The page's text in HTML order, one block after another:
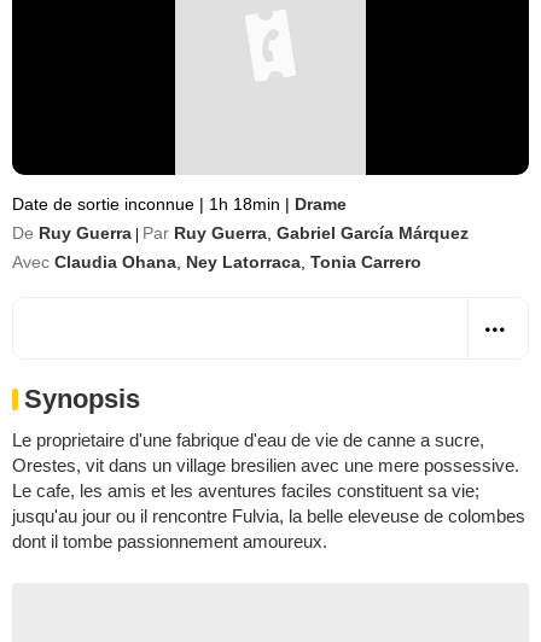
Date de sortie inconnue | 1h 18min | Drame
De Ruy Guerra Par Ruy Guerra Gabriel García Márquez
Avec Claudia Ohana Ney Latorraca Tonia Carrero
Synopsis
Le proprietaire d'une fabrique d'eau de vie de canne a sucre,
Orestes, vit dans un village bresilien avec une mere possessive.
Le cafe, les amis et les aventures faciles constituent sa vie;
jusqu'au jour ou il rencontre Fulvia, la belle eleveuse de colombes
dont il tombe passionnement amoureux.